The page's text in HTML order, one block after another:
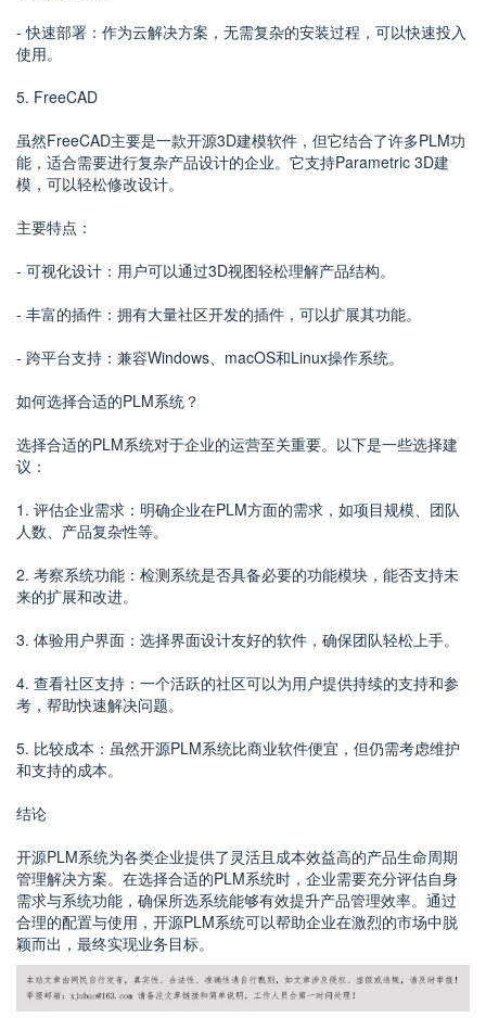
- 快速部署：作为云解决方案，无需复杂的安装过程，可以快速投入
使用。
5. FreeCAD
虽然FreeCAD主要是一款开源3D建模软件，但它结合了许多PLM功
能，适合需要进行复杂产品设计的企业。它支持Parametric 3D建
模，可以轻松修改设计。
主要特点：
- 可视化设计：用户可以通过3D视图轻松理解产品结构。
- 丰富的插件：拥有大量社区开发的插件，可以扩展其功能。
- 跨平台支持：兼容Windows、macOS和Linux操作系统。
如何选择合适的PLM系统？
选择合适的PLM系统对于企业的运营至关重要。以下是一些选择建
议：
1. 评估企业需求：明确企业在PLM方面的需求，如项目规模、团队
人数、产品复杂性等。
2. 考察系统功能：检测系统是否具备必要的功能模块，能否支持未
来的扩展和改进。
3. 体验用户界面：选择界面设计友好的软件，确保团队轻松上手。
4. 查看社区支持：一个活跃的社区可以为用户提供持续的支持和参
考，帮助快速解决问题。
5. 比较成本：虽然开源PLM系统比商业软件便宜，但仍需考虑维护
和支持的成本。
结论
开源PLM系统为各类企业提供了灵活且成本效益高的产品生命周期
管理解决方案。在选择合适的PLM系统时，企业需要充分评估自身
需求与系统功能，确保所选系统能够有效提升产品管理效率。通过
合理的配置与使用，开源PLM系统可以帮助企业在激烈的市场中脱
颖而出，最终实现业务目标。